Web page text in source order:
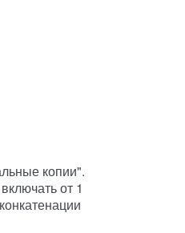
копии".
от 1